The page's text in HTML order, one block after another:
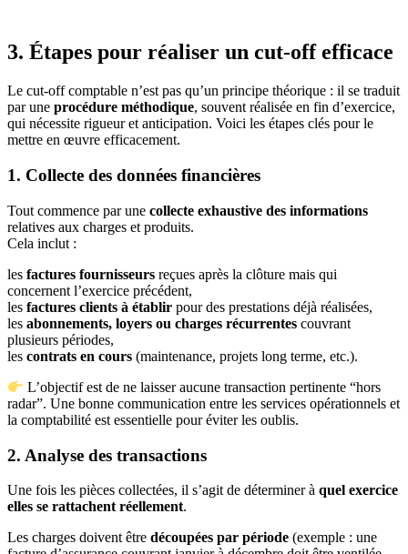
3. Étapes pour réaliser un cut-off efficace
Le cut-off comptable n’est pas qu’un principe théorique : il se traduit
par une procédure méthodique, souvent réalisée en fin d’exercice,
qui nécessite rigueur et anticipation. Voici les étapes clés pour le
mettre en œuvre efficacement.
1. Collecte des données financières
Tout commence par une collecte exhaustive des informations
relatives aux charges et produits.
Cela inclut :
les factures fournisseurs reçues après la clôture mais qui
concernent l’exercice précédent,
les factures clients à établir pour des prestations déjà réalisées,
les abonnements, loyers ou charges récurrentes couvrant
plusieurs périodes,
les contrats en cours (maintenance, projets long terme, etc.).
L’objectif est de ne laisser aucune transaction pertinente “hors
radar”. Une bonne communication entre les services opérationnels et
la comptabilité est essentielle pour éviter les oublis.
2. Analyse des transactions
Une fois les pièces collectées, il s’agit de déterminer à quel exercice
elles se rattachent réellement.
Les charges doivent être découpées par période (exemple : une